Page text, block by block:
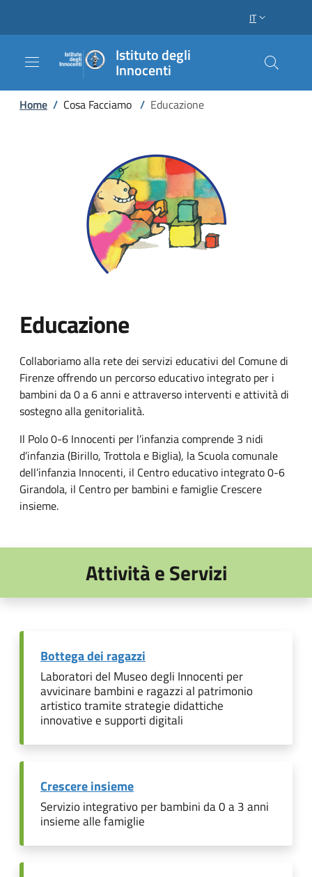
SELETTORE
IT
Istituto degli
Innocenti
Briciole di pane
Home / Cosa Facciamo / Educazione
Educazione
Collaboriamo alla rete dei servizi educativi del Comune di
Firenze offrendo un percorso educativo integrato per i
bambini da 0 a 6 anni e attraverso interventi e attività di
sostegno alla genitorialità.
Il Polo 0-6 Innocenti per l’infanzia comprende 3 nidi
d’infanzia (Birillo, Trottola e Biglia), la Scuola comunale
dell’infanzia Innocenti, il Centro educativo integrato 0-6
Girandola, il Centro per bambini e famiglie Crescere
insieme.
Attività e Servizi
Bottega dei ragazzi
Laboratori del Museo degli Innocenti per
avvicinare bambini e ragazzi al patrimonio
artistico tramite strategie didattiche
innovative e supporti digitali
Crescere insieme
Servizio integrativo per bambini da 0 a 3 anni
insieme alle famiglie